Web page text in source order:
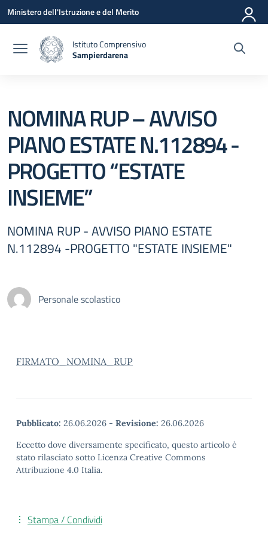
Vai ai contenuti
Vai al menu di navigazione
Vai al footer
Ministero dell'Istruzione e del Merito
Istituto Comprensivo
Sampierdarena
NOMINA RUP – AVVISO
PIANO ESTATE N.112894 -
PROGETTO “ESTATE
INSIEME”
NOMINA RUP - AVVISO PIANO ESTATE
N.112894 -PROGETTO "ESTATE INSIEME"
Personale scolastico
FIRMATO_NOMINA_RUP
Pubblicato: 26.06.2026 - Revisione: 26.06.2026
Eccetto dove diversamente specificato, questo articolo è
stato rilasciato sotto Licenza Creative Commons
Attribuzione 4.0 Italia.
Stampa / Condividi